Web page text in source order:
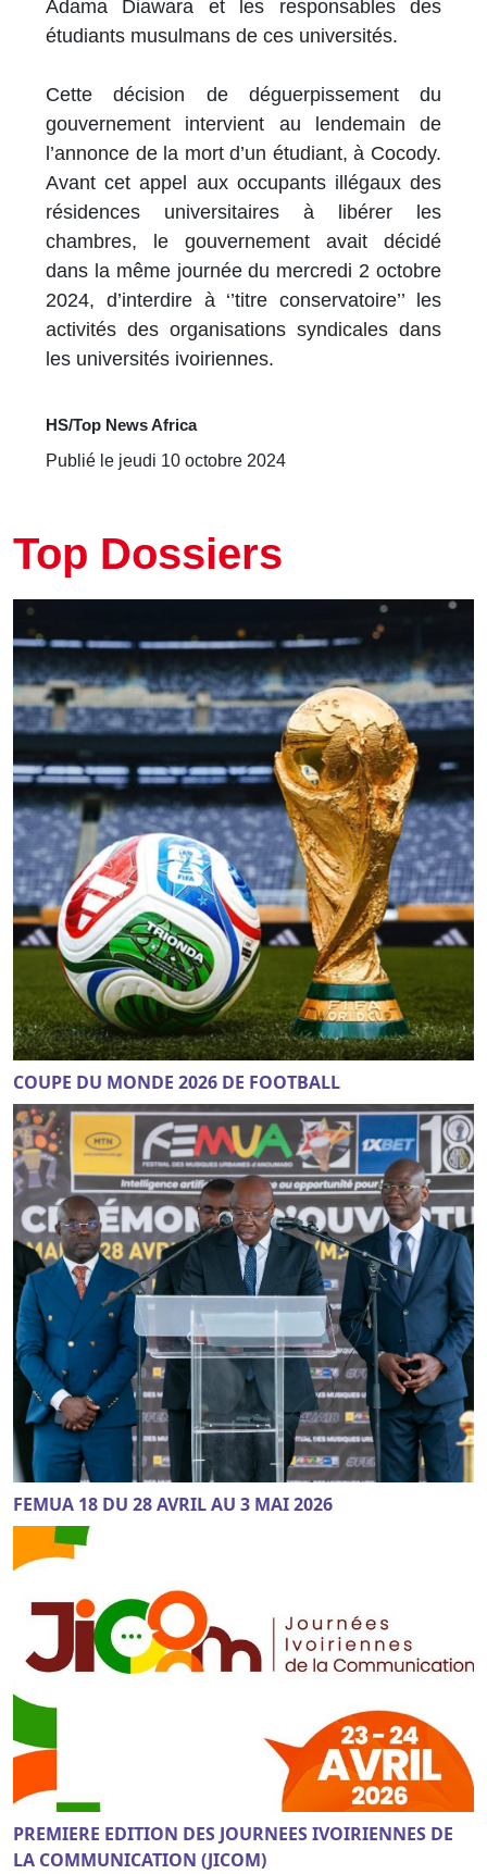
Adama Diawara et les responsables des
étudiants musulmans de ces universités.
Cette décision de déguerpissement du
gouvernement intervient au lendemain de
l’annonce de la mort d’un étudiant, à Cocody.
Avant cet appel aux occupants illégaux des
résidences universitaires à libérer les
chambres, le gouvernement avait décidé
dans la même journée du mercredi 2 octobre
2024, d’interdire à ‘’titre conservatoire’’ les
activités des organisations syndicales dans
les universités ivoiriennes.
HS/Top News Africa
Publié le jeudi 10 octobre 2024
Top Dossiers
COUPE DU MONDE 2026 DE FOOTBALL
FEMUA 18 DU 28 AVRIL AU 3 MAI 2026
PREMIERE EDITION DES JOURNEES IVOIRIENNES DE
LA COMMUNICATION (JICOM)